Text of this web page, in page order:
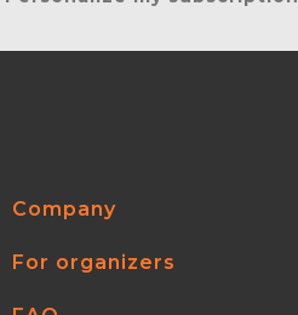
Company
For organizers